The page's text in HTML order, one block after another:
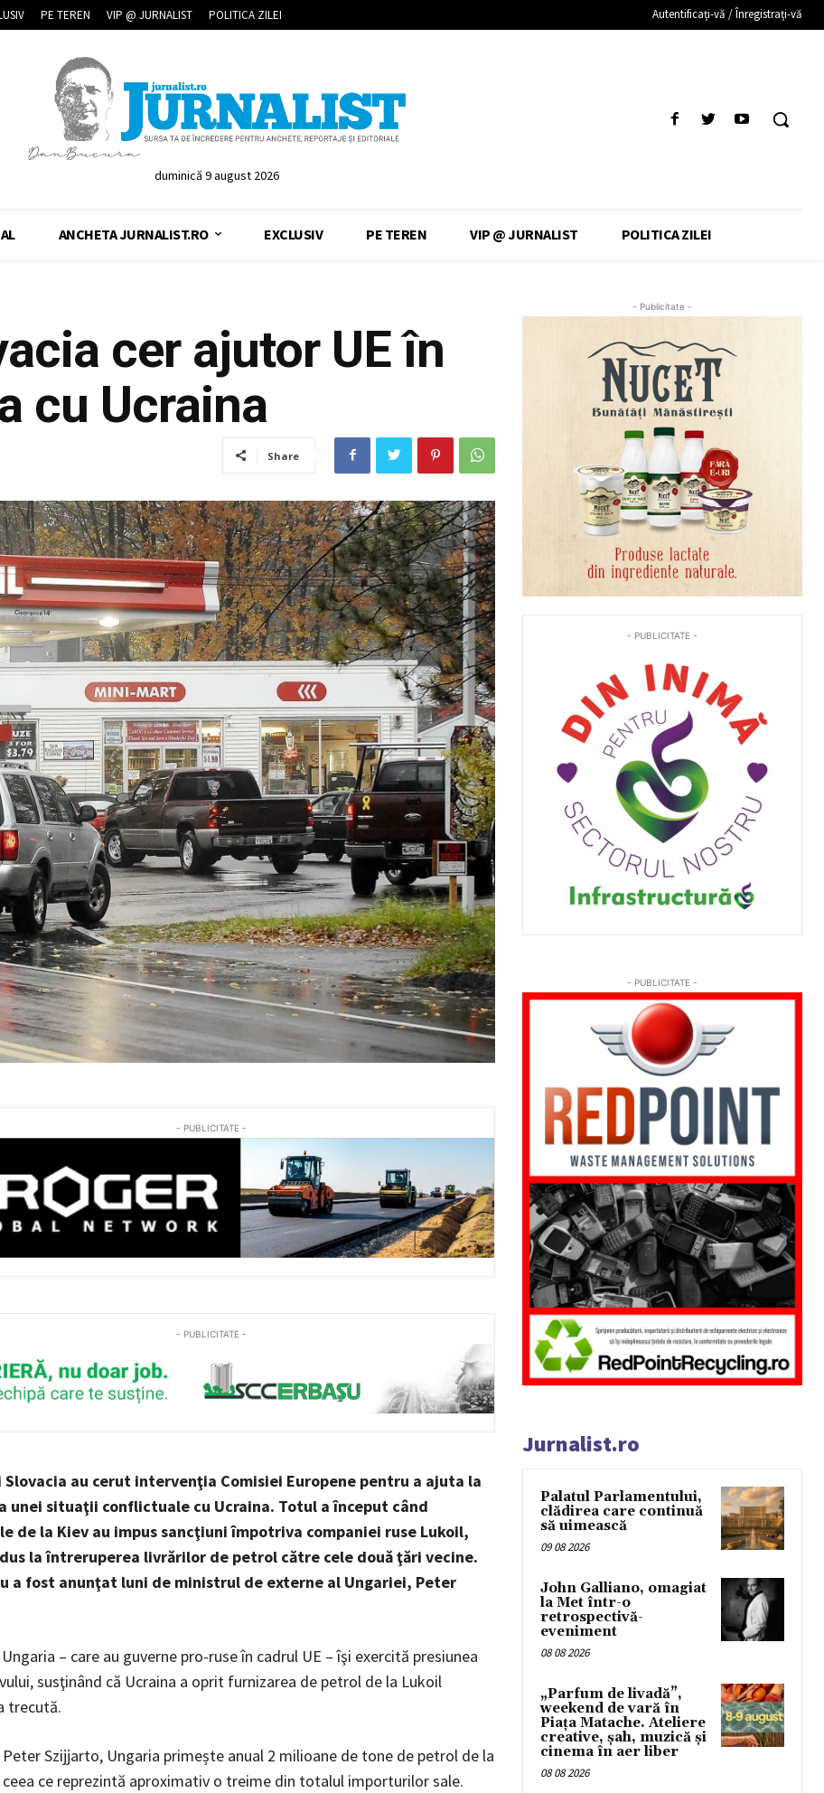
PE TEREN VIP @ JURNALIST POLITICA ZILEI Autentificați-vă / Înregistrați-vă
duminică 9 august 2026
ANCHETA JURNALIST.RO EXCLUSIV PE TEREN VIP @ JURNALIST POLITICA ZILEI
cer ajutor UE în
cu Ucraina
Share
- PUBLICITATE -
- PUBLICITATE -
Slovacia au cerut intervenţia Comisiei Europene pentru a ajuta la
unei situaţii conflictuale cu Ucraina. Totul a început când
de la Kiev au impus sancţiuni împotriva companiei ruse Lukoil,
dus la întreruperea livrărilor de petrol către cele două ţări vecine.
a fost anunţat luni de ministrul de externe al Ungariei, Peter
– care au guverne pro-ruse în cadrul UE – îşi exercită presiunea
susţinând că Ucraina a oprit furnizarea de petrol de la Lukoil
trecută.
Szijjarto, Ungaria primește anual 2 milioane de tone de petrol de la
ceea ce reprezintă aproximativ o treime din totalul importurilor sale.
- Publicitate -
- PUBLICITATE -
- PUBLICITATE -
Jurnalist.ro
Palatul Parlamentului,
clădirea care continuă
să uimească
09 08 2026
John Galliano, omagiat
la Met într-o
retrospectivă-
eveniment
08 08 2026
„Parfum de livadă”,
weekend de vară în
Piața Matache. Ateliere
creative, șah, muzică și
cinema în aer liber
08 08 2026